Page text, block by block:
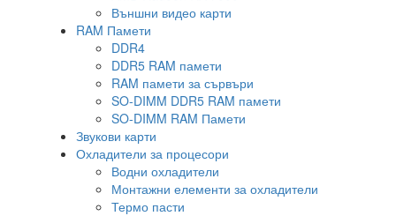
Външни видео карти
RAM Памети
DDR4
DDR5 RAM памети
RAM памети за сървъри
SO-DIMM DDR5 RAM памети
SO-DIMM RAM Памети
Звукови карти
Охладители за процесори
Водни охладители
Монтажни елементи за охладители
Термо пасти